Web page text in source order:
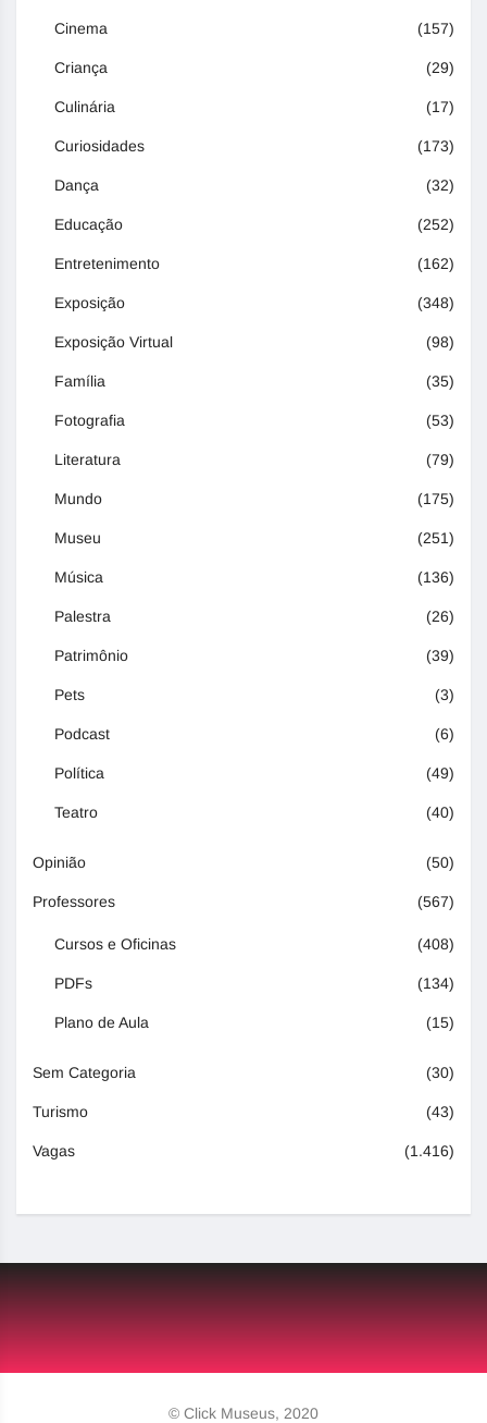
Cinema (157)
Criança (29)
Culinária (17)
Curiosidades (173)
Dança (32)
Educação (252)
Entretenimento (162)
Exposição (348)
Exposição Virtual (98)
Família (35)
Fotografia (53)
Literatura (79)
Mundo (175)
Museu (251)
Música (136)
Palestra (26)
Patrimônio (39)
Pets (3)
Podcast (6)
Política (49)
Teatro (40)
Opinião (50)
Professores (567)
Cursos e Oficinas (408)
PDFs (134)
Plano de Aula (15)
Sem Categoria (30)
Turismo (43)
Vagas (1.416)
© Click Museus, 2020